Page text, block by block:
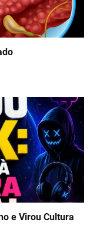
e Virou Cultura